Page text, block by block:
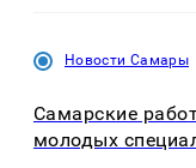
Новости Самары
Самарские
молодых